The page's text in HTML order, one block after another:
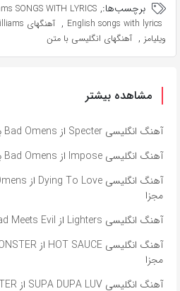
برچسب‌ها: SONGS WITH LYRICS ,
English songs with lyrics
, آهنگهای Andy williams با متن
ویلیامز , آهنگهای انگلیسی با متن
مشاهده بیشتر
آهنگ انگلیسی Specter از Bad Omens به همراه متن و ترجمه مجزا
آهنگ انگلیسی Impose از Bad Omens به همراه متن و ترجمه مجزا
مجزا
آهنگ انگلیسی Lighters از Bad Meets Evil به همراه متن و ترجمه مجزا
مجزا